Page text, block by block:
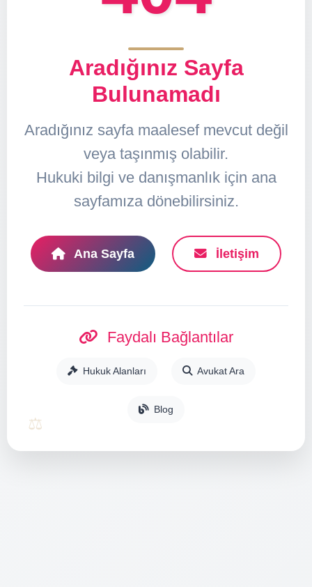
Aradığınız Sayfa
Bulunamadı
Aradığınız sayfa maalesef mevcut değil
veya taşınmış olabilir.
Hukuki bilgi ve danışmanlık için ana
sayfamıza dönebilirsiniz.
Ana Sayfa İletişim
Faydalı Bağlantılar
Hukuk Alanları Avukat Ara
Blog